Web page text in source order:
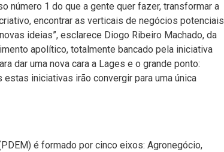
número 1 do que a gente quer fazer, transformar a
encontrar as verticais de negócios potenciais
ideias”, esclarece Diogo Ribeiro Machado, da
apolítico, totalmente bancado pela iniciativa
dar uma nova cara a Lages e o grande ponto:
iniciativas irão convergir para uma única
é formado por cinco eixos: Agronegócio,